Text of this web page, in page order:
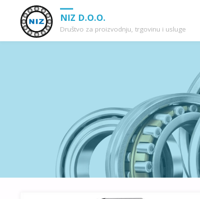
NIZ D.O.O.
Društvo za proizvodnju, trgovinu i usluge